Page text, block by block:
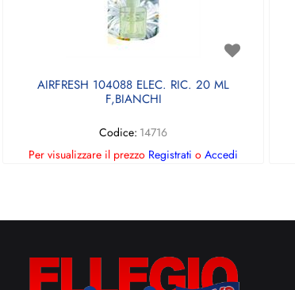
AIRFRESH 104088 ELEC. RIC. 20 ML
F,BIANCHI
Codice: 14716
Per visualizzare il prezzo Registrati o Accedi